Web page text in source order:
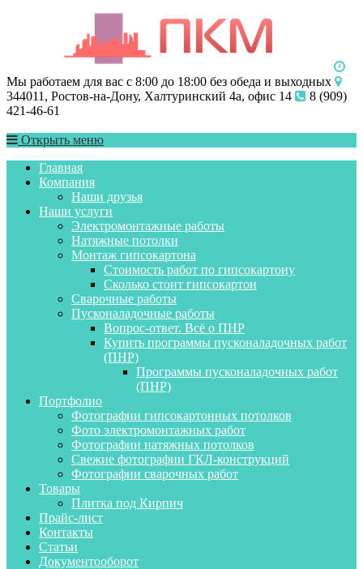
Мы работаем для вас с 8:00 до 18:00 без обеда и выходных
344011, Ростов-на-Дону, Халтуринский 4а, офис 14
8 (909)
421-46-61
Открыть меню
Главная
Компания
Наши друзья
Наши услуги
Электромонтажные работы
Натяжные потолки
Монтаж гипсокартона
Стоимость работ по гипсокартону
Сколько стоит гипсокартон
Сварочные работы
Пусконаладочные работы
Вопрос-ответ. Всё о ПНР
Купить программы пусконаладочных работ
(ПНР)
Программы пусконаладочных работ
(ПНР)
Портфолио
Фотографии гипсокартонных потолков
Фото электромонтажных работ
Фотографии натяжных потолков
Свежие фотографии ГКЛ-конструкций
Фотографии сварочных работ
Товары
Плитка под Кирпич
Прайс-лист
Контакты
Статьи
Документооборот